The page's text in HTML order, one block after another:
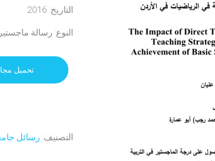
التاريخ: 2016
النوع: رسالة ماجستير
تحميل
التصنيف: رسائل